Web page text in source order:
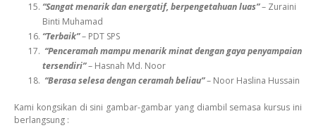
“Sangat menarik dan energatif, berpengetahuan luas”– Zuraini
Binti Muhamad
“Terbaik”– PDT SPS
“Penceramah mampu menarik minat dengan gaya penyampaian
tersendiri”– Hasnah Md. Noor
“Berasa selesa dengan ceramah beliau”– Noor Haslina Hussain
Kami kongsikan di sini gambar-gambar yang diambil semasa kursus ini
berlangsung :